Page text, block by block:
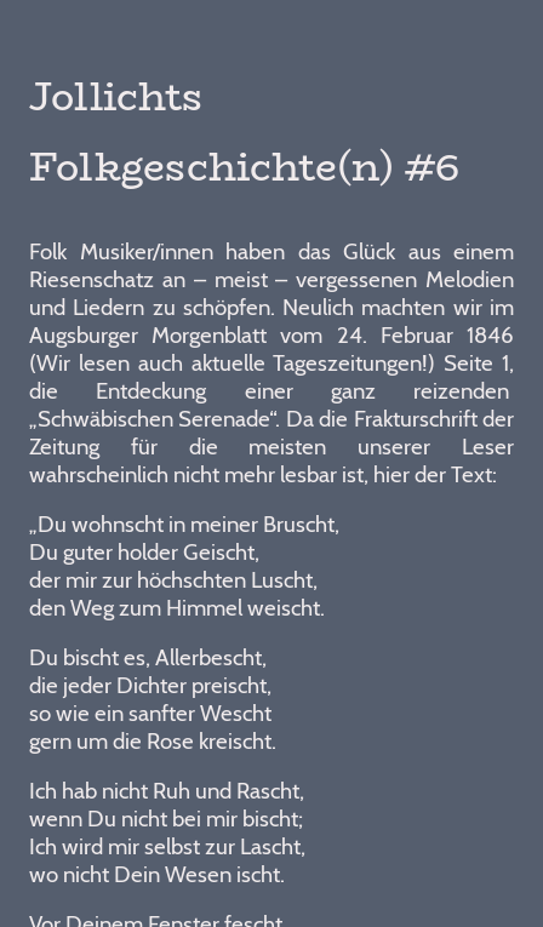
Jollichts
Folkgeschichte(n) #6
Folk Musiker/innen haben das Glück aus einem
Riesenschatz an – meist – vergessenen Melodien
und Liedern zu schöpfen. Neulich machten wir im
Augsburger Morgenblatt vom 24. Februar 1846
(Wir lesen auch aktuelle Tageszeitungen!) Seite 1,
die Entdeckung einer ganz reizenden
„Schwäbischen Serenade“. Da die Frakturschrift der
Zeitung für die meisten unserer Leser
wahrscheinlich nicht mehr lesbar ist, hier der Text:
„Du wohnscht in meiner Bruscht,
Du guter holder Geischt,
der mir zur höchschten Luscht,
den Weg zum Himmel weischt.
Du bischt es, Allerbescht,
die jeder Dichter preischt,
so wie ein sanfter Wescht
gern um die Rose kreischt.
Ich hab nicht Ruh und Rascht,
wenn Du nicht bei mir bischt;
Ich wird mir selbst zur Lascht,
wo nicht Dein Wesen ischt.